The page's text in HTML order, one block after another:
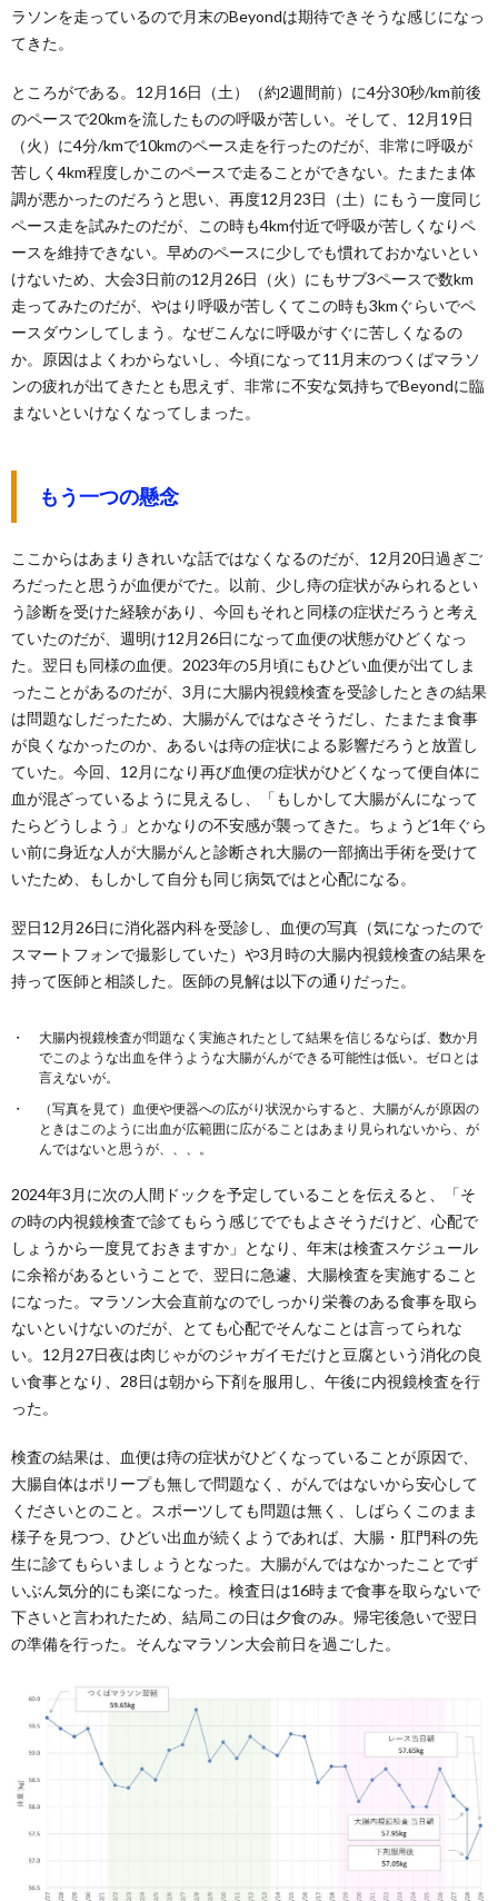
ラソンを走っているので月末のBeyondは期待できそうな感じになっ
てきた。
ところがである。12月16日（土）（約2週間前）に4分30秒/km前後
のペースで20kmを流したものの呼吸が苦しい。そして、12月19日
（火）に4分/kmで10kmのペース走を行ったのだが、非常に呼吸が
苦しく4km程度しかこのペースで走ることができない。たまたま体
調が悪かったのだろうと思い、再度12月23日（土）にもう一度同じ
ペース走を試みたのだが、この時も4km付近で呼吸が苦しくなりペ
ースを維持できない。早めのペースに少しでも慣れておかないとい
けないため、大会3日前の12月26日（火）にもサブ3ペースで数km
走ってみたのだが、やはり呼吸が苦しくてこの時も3kmぐらいでペ
ースダウンしてしまう。なぜこんなに呼吸がすぐに苦しくなるの
か。原因はよくわからないし、今頃になって11月末のつくばマラソ
ンの疲れが出てきたとも思えず、非常に不安な気持ちでBeyondに臨
まないといけなくなってしまった。
もう一つの懸念
ここからはあまりきれいな話ではなくなるのだが、12月20日過ぎご
ろだったと思うが血便がでた。以前、少し痔の症状がみられるとい
う診断を受けた経験があり、今回もそれと同様の症状だろうと考え
ていたのだが、週明け12月26日になって血便の状態がひどくなっ
た。翌日も同様の血便。2023年の5月頃にもひどい血便が出てしま
ったことがあるのだが、3月に大腸内視鏡検査を受診したときの結果
は問題なしだったため、大腸がんではなさそうだし、たまたま食事
が良くなかったのか、あるいは痔の症状による影響だろうと放置し
ていた。今回、12月になり再び血便の症状がひどくなって便自体に
血が混ざっているように見えるし、「もしかして大腸がんになって
たらどうしよう」とかなりの不安感が襲ってきた。ちょうど1年ぐら
い前に身近な人が大腸がんと診断され大腸の一部摘出手術を受けて
いたため、もしかして自分も同じ病気ではと心配になる。
翌日12月26日に消化器内科を受診し、血便の写真（気になったので
スマートフォンで撮影していた）や3月時の大腸内視鏡検査の結果を
持って医師と相談した。医師の見解は以下の通りだった。
大腸内視鏡検査が問題なく実施されたとして結果を信じるならば、数か月
でこのような出血を伴うような大腸がんができる可能性は低い。ゼロとは
言えないが。
（写真を見て）血便や便器への広がり状況からすると、大腸がんが原因の
ときはこのように出血が広範囲に広がることはあまり見られないから、が
んではないと思うが、、、。
2024年3月に次の人間ドックを予定していることを伝えると、「そ
の時の内視鏡検査で診てもらう感じででもよさそうだけど、心配で
しょうから一度見ておきますか」となり、年末は検査スケジュール
に余裕があるということで、翌日に急遽、大腸検査を実施すること
になった。マラソン大会直前なのでしっかり栄養のある食事を取ら
ないといけないのだが、とても心配でそんなことは言ってられな
い。12月27日夜は肉じゃがのジャガイモだけと豆腐という消化の良
い食事となり、28日は朝から下剤を服用し、午後に内視鏡検査を行
った。
検査の結果は、血便は痔の症状がひどくなっていることが原因で、
大腸自体はポリープも無しで問題なく、がんではないから安心して
くださいとのこと。スポーツしても問題は無く、しばらくこのまま
様子を見つつ、ひどい出血が続くようであれば、大腸・肛門科の先
生に診てもらいましょうとなった。大腸がんではなかったことでず
いぶん気分的にも楽になった。検査日は16時まで食事を取らないで
下さいと言われたため、結局この日は夕食のみ。帰宅後急いで翌日
の準備を行った。そんなマラソン大会前日を過ごした。